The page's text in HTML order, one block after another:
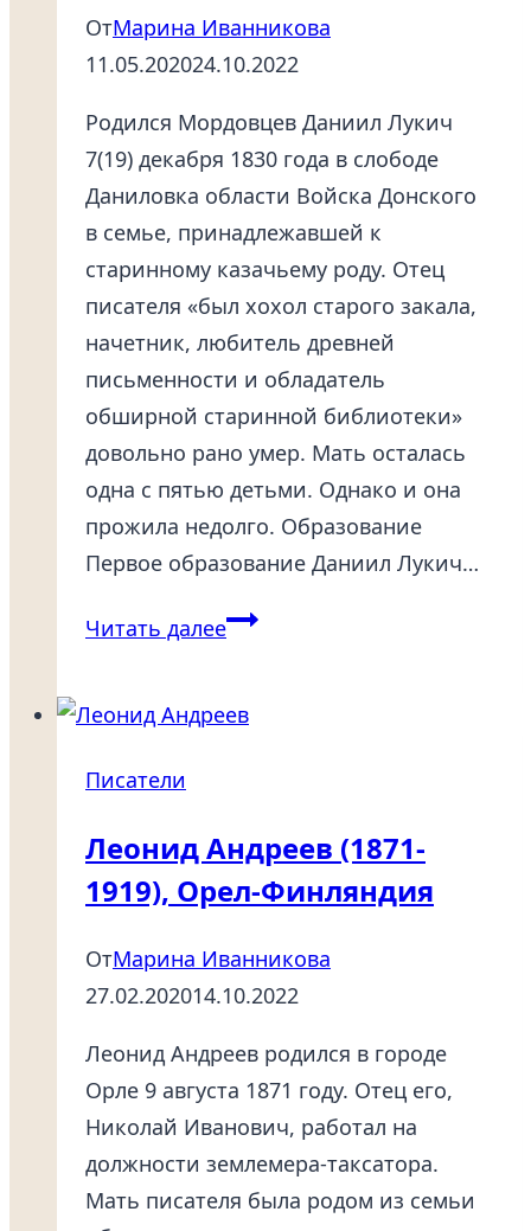
личной
писателя
ОтМарина Иванникова
11.05.202024.10.2022
Родился Мордовцев Даниил Лукич
7(19) декабря 1830 года в слободе
Даниловка области Войска Донского
в семье, принадлежавшей к
старинному казачьему роду. Отец
писателя «был хохол старого закала,
начетник, любитель древней
письменности и обладатель
обширной старинной библиотеки»
довольно рано умер. Мать осталась
одна с пятью детьми. Однако и она
прожила недолго. Образование
Первое образование Даниил Лукич…
Читать далееМордовцев
(1830-
Кисловодск
Писатели
Леонид Андреев (1871-
1919), Орел-Финляндия
ОтМарина Иванникова
27.02.202014.10.2022
Леонид Андреев родился в городе
Орле 9 августа 1871 году. Отец его,
Николай Иванович, работал на
должности землемера-таксатора.
Мать писателя была родом из семьи